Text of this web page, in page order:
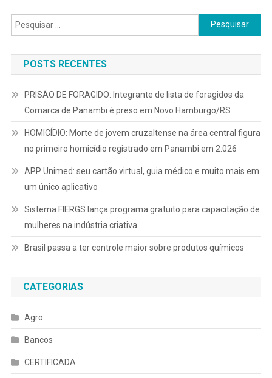
Pesquisar
por:
POSTS RECENTES
PRISÃO DE FORAGIDO: Integrante de lista de foragidos da
Comarca de Panambi é preso em Novo Hamburgo/RS
HOMICÍDIO: Morte de jovem cruzaltense na área central figura
no primeiro homicídio registrado em Panambi em 2.026
APP Unimed: seu cartão virtual, guia médico e muito mais em
um único aplicativo
Sistema FIERGS lança programa gratuito para capacitação de
mulheres na indústria criativa
Brasil passa a ter controle maior sobre produtos químicos
CATEGORIAS
Agro
Bancos
CERTIFICADA